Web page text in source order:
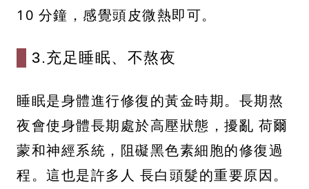
10 分鐘，感覺頭皮微熱即可。
3.充足睡眠、不熬夜
睡眠是身體進行修復的黃金時期。長期熬
夜會使身體長期處於高壓狀態，擾亂 荷爾
蒙和神經系統，阻礙黑色素細胞的修復過
程。這也是許多人 長白頭髮的重要原因。